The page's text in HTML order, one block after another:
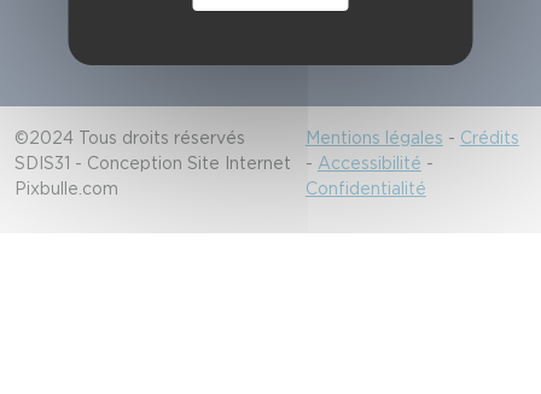
18/112
©2024 Tous droits réservés
SDIS31 - Conception Site Internet
Pixbulle.com
Mentions légales - Crédits
- Accessibilité -
Confidentialité